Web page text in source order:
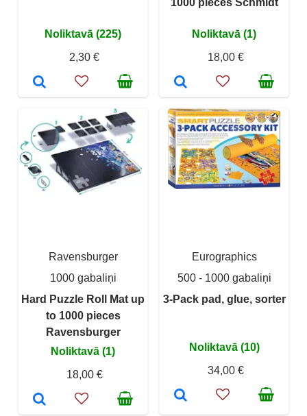
Noliktavā (225)
2,30 €
Noliktavā (1)
18,00 €
Ravensburger
1000 gabaliņi
Hard Puzzle Roll Mat up
to 1000 pieces
Ravensburger
Noliktavā (1)
18,00 €
Eurographics
500 - 1000 gabaliņi
3-Pack pad, glue, sorter
Noliktavā (10)
34,00 €